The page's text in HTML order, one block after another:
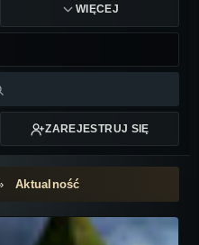
WIĘCEJ
ZAREJESTRUJ SIĘ
Aktualność